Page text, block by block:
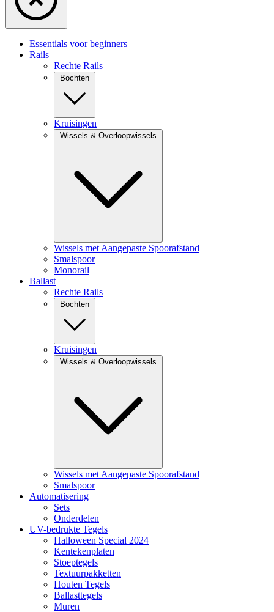
Essentials voor beginners
Rails
Rechte Rails
Bochten
Kruisingen
Wissels & Overloopwissels
Wissels met Aangepaste Spoorafstand
Smalspoor
Monorail
Ballast
Rechte Rails
Bochten
Kruisingen
Wissels & Overloopwissels
Wissels met Aangepaste Spoorafstand
Smalspoor
Automatisering
Sets
Onderdelen
UV-bedrukte Tegels
Halloween Special 2024
Kentekenplaten
Stoeptegels
Textuurpakketten
Houten Tegels
Ballasttegels
Muren